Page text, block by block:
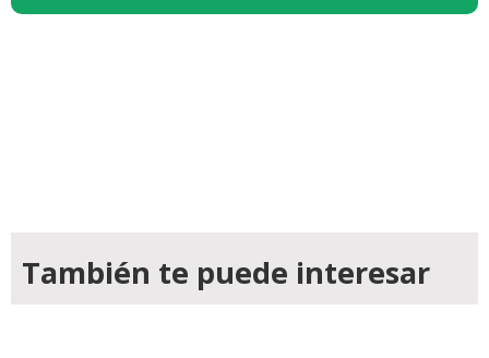
También te puede interesar